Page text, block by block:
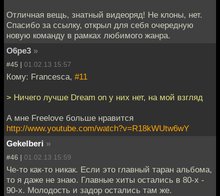
Отличная вещь, знатный видеоряд! Не клоны, нет.
Спасибо за ссылку, открыл для себя очередную
новую команду в рамках любимого жанра.
O6pe3 »
#45 | 01.02.13 15:57
Кому: Francesca, #11
> Ничего лучше Dream on у них нет, на мой взгляд
А мне Freelove больше нравится
http://www.youtube.com/watch?v=R18kWUtw6wY
Gekelberi »
#46 | 01.02.13 15:59
Че-то как-то никак. Если это главный таран альбома,
то я даже не знаю. Главные хиты остались в 80-х -
90-х. Молодость и задор остались там же.